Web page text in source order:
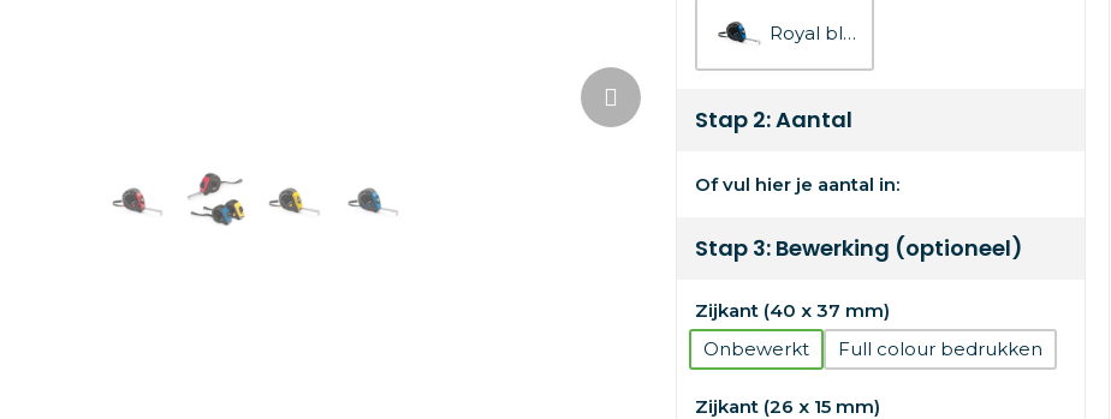
Royal blauw
Stap 2: Aantal
Of vul hier je aantal in:
Stap 3: Bewerking (optioneel)
Zijkant (40 x 37 mm)
Onbewerkt
Full colour
Zijkant (26 x 15 mm)